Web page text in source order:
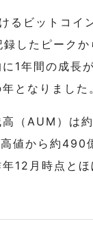
るビットコイ
したピークか
1年間の成長
となりました
（AUM）は
値から約490
12月時点と